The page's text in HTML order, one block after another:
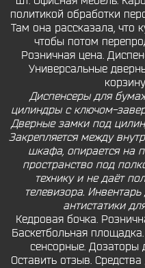
политикой обработки
Там она рассказала, что
чтобы потом
Розничная цена.
Универсальные
Диспенсеры для
цилиндры с ключом-
Дверные замки под
Закрепляется между
шкафа, опирается на
пространство под
технику и не даёт
телевизора.
антистатики
Кедровая бочка.
Баскетбольная
сенсорные. Дозаторы
Оставить отзыв.